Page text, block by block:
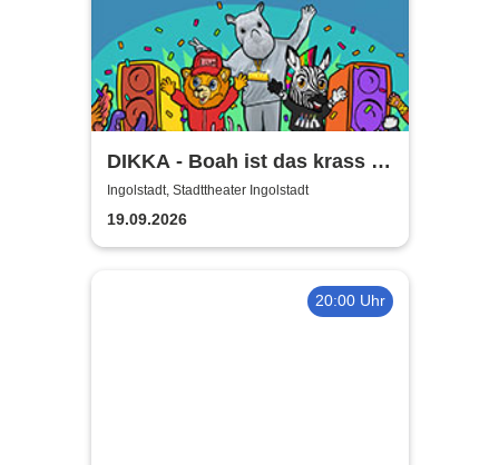
DIKKA - Boah ist das krass -
Tour 2026
Ingolstadt, Stadttheater Ingolstadt
19.09.2026
20:00 Uhr